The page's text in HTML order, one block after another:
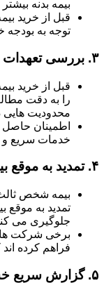
بیمه بدنه
قبل از خرید
توجه به بودجه
۳. بررسی تعهدات
قبل از خرید
را به دقت
محدودیت هایی
اطمینان حاصل
خدمات سریع و
۴. تمدید به موقع
بیمه شخص ثالث
تمدید به موقع
جلوگیری می
برخی شرکت ها
فراهم کرده
۵. گزارش سریع